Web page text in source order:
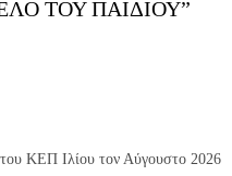
ΤΟΥ ΠΑΙΔΙΟΥ”
ΚΕΠ Ιλίου τον Αύγουστο 2026